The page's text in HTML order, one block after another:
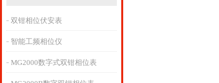
双钳相位伏安表
智能工频相位仪
MG2000数字式双钳相位表